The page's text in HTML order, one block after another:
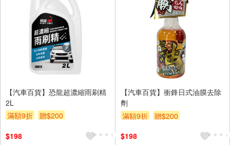
【汽車百貨】恐龍超濃縮雨刷精
2L
滿額9折
贈$200
$198
【汽車百貨】衝鋒日式油膜去除
劑
滿額9折
贈$200
$198